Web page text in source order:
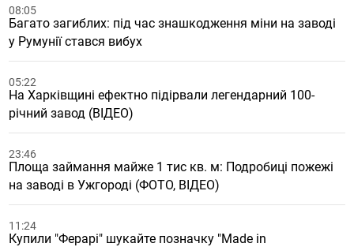
08:05
Багато загиблих: під час знашкодження міни на заводі
у Румунії стався вибух
05:22
На Харківщині ефектно підірвали легендарний 100-
річний завод (ВІДЕО)
23:46
Площа займання майже 1 тис кв. м: Подробиці пожежі
на заводі в Ужгороді (ФОТО, ВІДЕО)
11:24
Купили "Ферарі" шукайте позначку "Made in